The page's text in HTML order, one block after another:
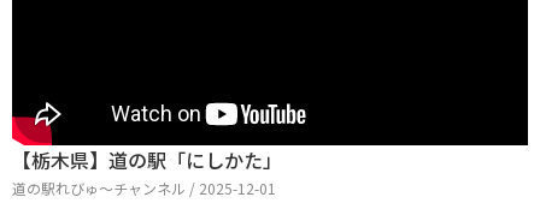
【栃木県】道の駅「にしかた」
道の駅れびゅ〜チャンネル / 2025-12-01